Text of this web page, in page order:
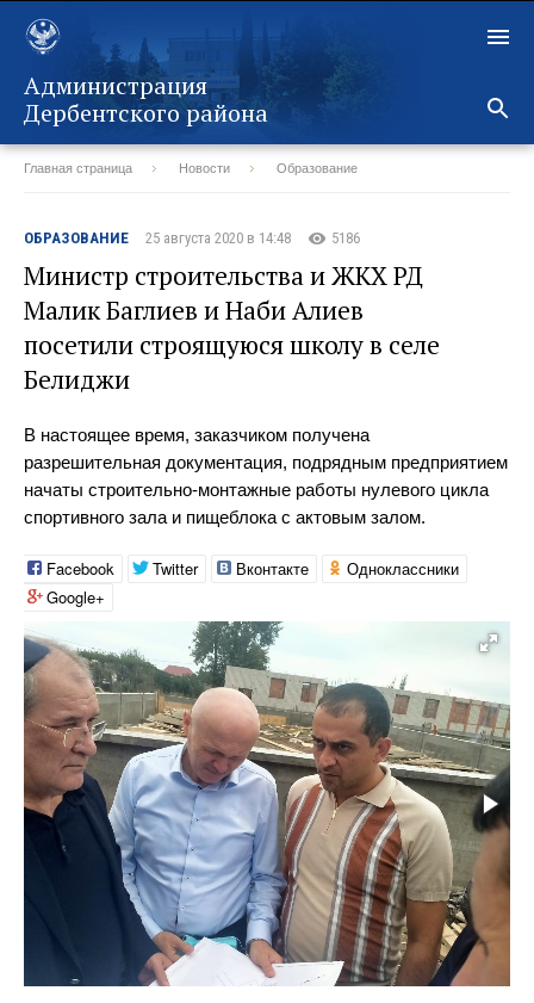
Администрация
Дербентского района
Главная страница Новости Образование
ОБРАЗОВАНИЕ 25 августа 2020 в 14:48 5186
Министр строительства и ЖКХ РД
Малик Баглиев и Наби Алиев
посетили строящуюся школу в селе
Белиджи
В настоящее время, заказчиком получена
разрешительная документация, подрядным предприятием
начаты строительно-монтажные работы нулевого цикла
спортивного зала и пищеблока с актовым залом.
Facebook Twitter Вконтакте
Одноклассники
Google+